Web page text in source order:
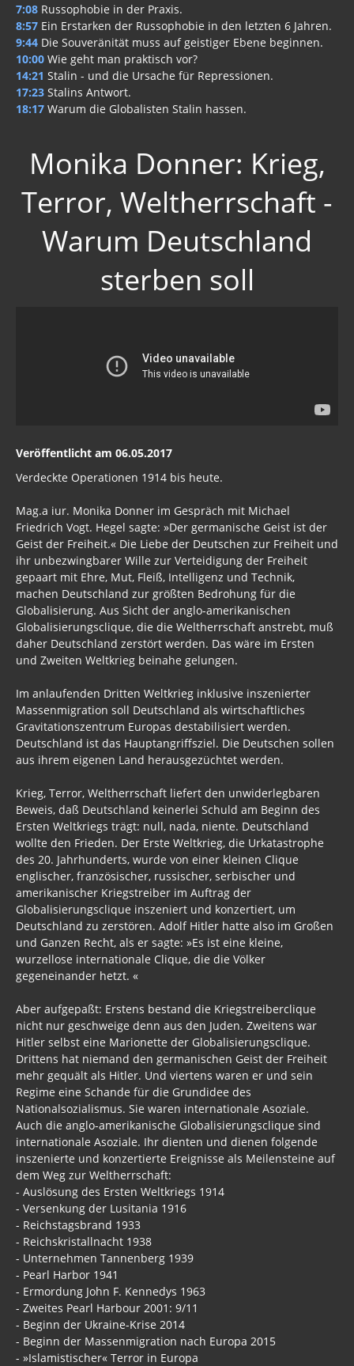
7:08 Russophobie in der Praxis.
8:57 Ein Erstarken der Russophobie in den letzten 6 Jahren.
9:44 Die Souveränität muss auf geistiger Ebene beginnen.
10:00 Wie geht man praktisch vor?
14:21 Stalin - und die Ursache für Repressionen.
17:23 Stalins Antwort.
18:17 Warum die Globalisten Stalin hassen.
Monika Donner: Krieg,
Terror, Weltherrschaft -
Warum Deutschland
sterben soll
Veröffentlicht am 06.05.2017
Verdeckte Operationen 1914 bis heute.
Mag.a iur. Monika Donner im Gespräch mit Michael
Friedrich Vogt. Hegel sagte: »Der germanische Geist ist der
Geist der Freiheit.« Die Liebe der Deutschen zur Freiheit und
ihr unbezwingbarer Wille zur Verteidigung der Freiheit
gepaart mit Ehre, Mut, Fleiß, Intelligenz und Technik,
machen Deutschland zur größten Bedrohung für die
Globalisierung. Aus Sicht der anglo-amerikanischen
Globalisierungsclique, die die Weltherrschaft anstrebt, muß
daher Deutschland zerstört werden. Das wäre im Ersten
und Zweiten Weltkrieg beinahe gelungen.
Im anlaufenden Dritten Weltkrieg inklusive inszenierter
Massenmigration soll Deutschland als wirtschaftliches
Gravitationszentrum Europas destabilisiert werden.
Deutschland ist das Hauptangriffsziel. Die Deutschen sollen
aus ihrem eigenen Land herausgezüchtet werden.
Krieg, Terror, Weltherrschaft liefert den unwiderlegbaren
Beweis, daß Deutschland keinerlei Schuld am Beginn des
Ersten Weltkriegs trägt: null, nada, niente. Deutschland
wollte den Frieden. Der Erste Weltkrieg, die Urkatastrophe
des 20. Jahrhunderts, wurde von einer kleinen Clique
englischer, französischer, russischer, serbischer und
amerikanischer Kriegstreiber im Auftrag der
Globalisierungsclique inszeniert und konzertiert, um
Deutschland zu zerstören. Adolf Hitler hatte also im Großen
und Ganzen Recht, als er sagte: »Es ist eine kleine,
wurzellose internationale Clique, die die Völker
gegeneinander hetzt. «
Aber aufgepaßt: Erstens bestand die Kriegstreiberclique
nicht nur geschweige denn aus den Juden. Zweitens war
Hitler selbst eine Marionette der Globalisierungsclique.
Drittens hat niemand den germanischen Geist der Freiheit
mehr gequält als Hitler. Und viertens waren er und sein
Regime eine Schande für die Grundidee des
Nationalsozialismus. Sie waren internationale Asoziale.
Auch die anglo-amerikanische Globalisierungsclique sind
internationale Asoziale. Ihr dienten und dienen folgende
inszenierte und konzertierte Ereignisse als Meilensteine auf
dem Weg zur Weltherrschaft:
- Auslösung des Ersten Weltkriegs 1914
- Versenkung der Lusitania 1916
- Reichstagsbrand 1933
- Reichskristallnacht 1938
- Unternehmen Tannenberg 1939
- Pearl Harbor 1941
- Ermordung John F. Kennedys 1963
- Zweites Pearl Harbour 2001: 9/11
- Beginn der Ukraine-Krise 2014
- Beginn der Massenmigration nach Europa 2015
- »Islamistischer« Terror in Europa